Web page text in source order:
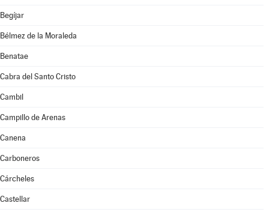
Begíjar
Bélmez de la Moraleda
Benatae
Cabra del Santo Cristo
Cambil
Campillo de Arenas
Canena
Carboneros
Cárcheles
Castellar